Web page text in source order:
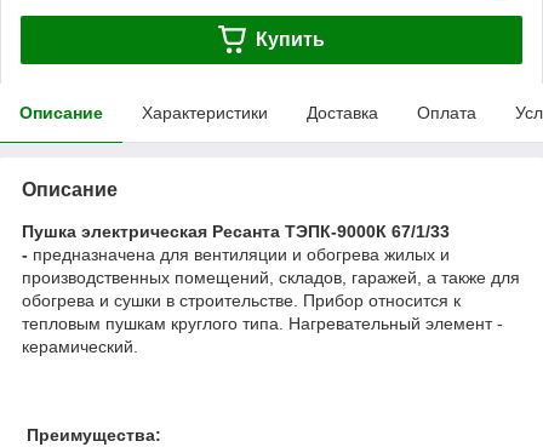
Купить
Описание Характеристики Доставка Оплата
Описание
Пушка электрическая Ресанта ТЭПК-9000К 67/1/33
- предназначена для вентиляции и обогрева жилых и
производственных помещений, складов, гаражей, а также для
обогрева и сушки в строительстве. Прибор относится к
тепловым пушкам круглого типа. Нагревательный элемент -
керамический.
Преимущества: